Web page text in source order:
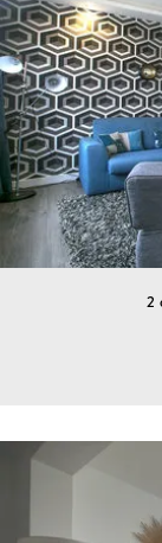
2